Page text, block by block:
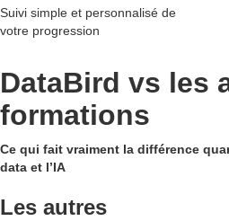
Suivi simple et personnalisé de
votre progression
DataBird vs les
formations
Ce qui fait vraiment la différence
data et l’IA
Les autres